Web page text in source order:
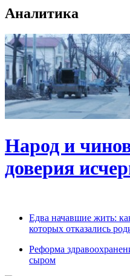
Аналитика
Народ и
доверия
Едва начавшие жить:
которых отказались
Реформа
сыром